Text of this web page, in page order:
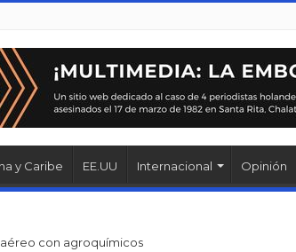
y Caribe EE.UU Internacional Opinión
con agroquímicos